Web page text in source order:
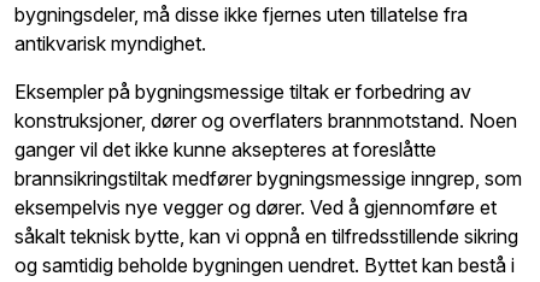
bygningsdeler, må disse ikke fjernes uten tillatelse fra
antikvarisk myndighet.
Eksempler på bygningsmessige tiltak er forbedring av
konstruksjoner, dører og overflaters brannmotstand. Noen
ganger vil det ikke kunne aksepteres at foreslåtte
brannsikringstiltak medfører bygningsmessige inngrep, som
eksempelvis nye vegger og dører. Ved å gjennomføre et
såkalt teknisk bytte, kan vi oppnå en tilfredsstillende sikring
og samtidig beholde bygningen uendret. Byttet kan bestå i